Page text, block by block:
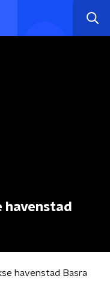
havenstad
havenstad Basra